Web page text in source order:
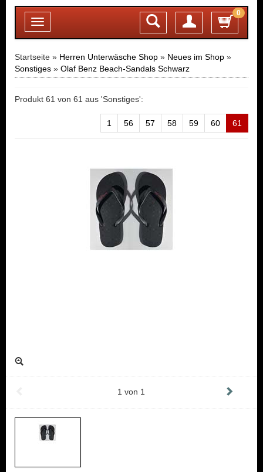
Toggle
navigation
0
Login
Startseite » Herren Unterwäsche Shop » Neues im Shop »
Sonstiges » Olaf Benz Beach-Sandals Schwarz
Produkt 61 von 61 aus 'Sonstiges':
1 56 57 58 59 60 61
1 von 1